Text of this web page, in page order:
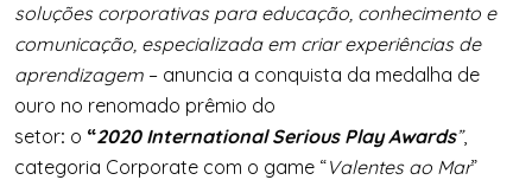
soluções corporativas para educação, conhecimento e
comunicação, especializada em criar experiências de
aprendizagem – anuncia a conquista da medalha de
ouro no renomado prêmio do
setor: o “2020 InternationalSerious Play Awards”,
categoria Corporate com o game “Valentes ao Mar”